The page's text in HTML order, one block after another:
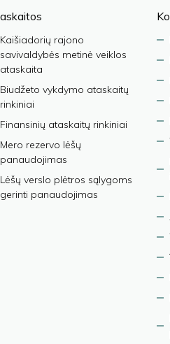
Kaišiadorių rajono
savivaldybės metinė veiklos
ataskaita
Biudžeto vykdymo ataskaitų
rinkiniai
Finansinių ataskaitų rinkiniai
Mero rezervo lėšų
panaudojimas
Lėšų verslo plėtros sąlygoms
gerinti panaudojimas